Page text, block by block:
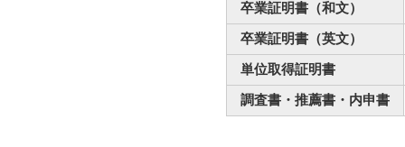
卒業証明書（和文）
卒業証明書（英文）
単位取得証明書
調査書・推薦書・内申書